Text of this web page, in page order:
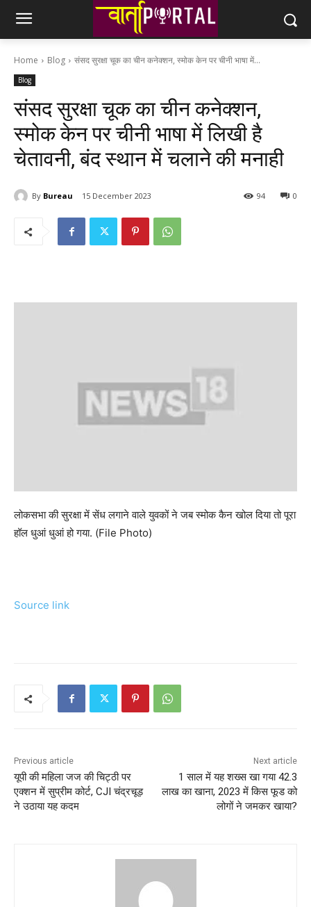
Home Blog संसद सुरक्षा चूक का चीन कनेक्शन, स्मोक केन पर चीनी भाषा में...
Blog
संसद सुरक्षा चूक का चीन कनेक्शन,
स्मोक केन पर चीनी भाषा में लिखी है
चेतावनी, बंद स्थान में चलाने की मनाही
By Bureau 15 December 2023 0
94
लोकसभा की सुरक्षा में सेंध लगाने वाले युवकों ने जब स्मोक कैन खोल दिया तो पूरा
हॉल धुआं धुआं हो गया. (File Photo)
Source link
Previous article
यूपी की महिला जज की चिट्ठी पर
एक्शन में सुप्रीम कोर्ट, CJI चंद्रचूड़
ने उठाया यह कदम
Next article
1 साल में यह शख्स खा गया 42.3
लाख का खाना, 2023 में किस फूड को
लोगों ने जमकर खाया?